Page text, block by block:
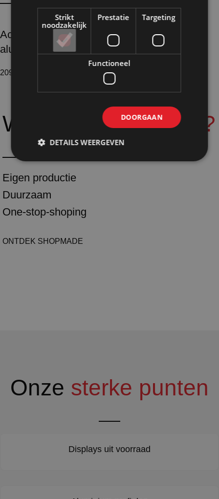
Accessoires
aluminium profielen
209 producten
Waarom Shopmade?
Eigen productie
Duurzaam
One-stop-shoping
ONTDEK SHOPMADE
Onze sterke punten
Displays uit voorraad
Strikt
noodzakelijk
Prestatie Targeting
Functioneel
DOORGAAN
DETAILS WEERGEVEN